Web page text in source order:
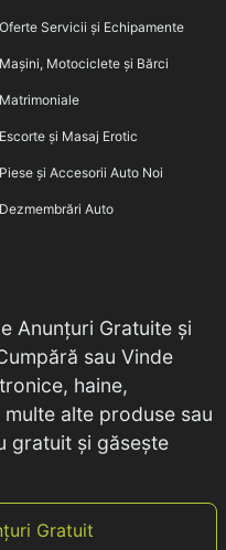
Oferte Servicii și Echipamente
Mașini, Motociclete și Bărci
Matrimoniale
Escorte și Masaj Erotic
Piese și Accesorii Auto Noi
Dezmembrări Auto
Anunțuri Gratuite și
sau Vinde
haine,
alte produse sau
gratuit și găsește
Gratuit